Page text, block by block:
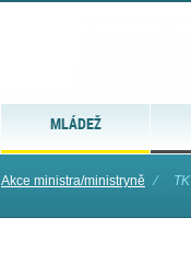
MLÁDEŽ
Akce ministra/ministryně ⁄